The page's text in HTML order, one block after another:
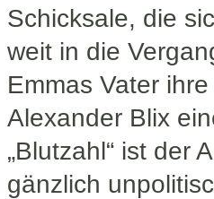
Schicksale, die
weit in die
Emmas Vater
Alexander Blix
„Blutzahl“ ist der
gänzlich